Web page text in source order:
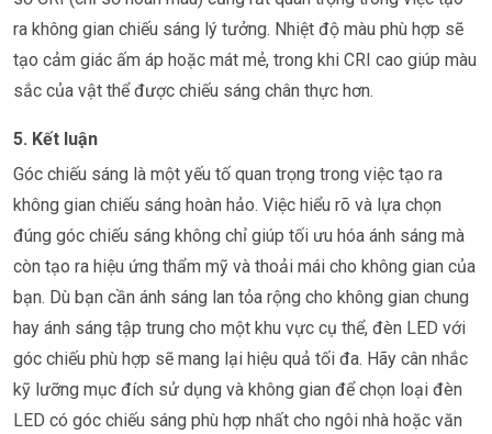
ra không gian chiếu sáng lý tưởng. Nhiệt độ màu phù hợp sẽ
tạo cảm giác ấm áp hoặc mát mẻ, trong khi CRI cao giúp màu
sắc của vật thể được chiếu sáng chân thực hơn.
5. Kết luận
Góc chiếu sáng là một yếu tố quan trọng trong việc tạo ra
không gian chiếu sáng hoàn hảo. Việc hiểu rõ và lựa chọn
đúng góc chiếu sáng không chỉ giúp tối ưu hóa ánh sáng mà
còn tạo ra hiệu ứng thẩm mỹ và thoải mái cho không gian của
bạn. Dù bạn cần ánh sáng lan tỏa rộng cho không gian chung
hay ánh sáng tập trung cho một khu vực cụ thể, đèn LED với
góc chiếu phù hợp sẽ mang lại hiệu quả tối đa. Hãy cân nhắc
kỹ lưỡng mục đích sử dụng và không gian để chọn loại đèn
LED có góc chiếu sáng phù hợp nhất cho ngôi nhà hoặc văn